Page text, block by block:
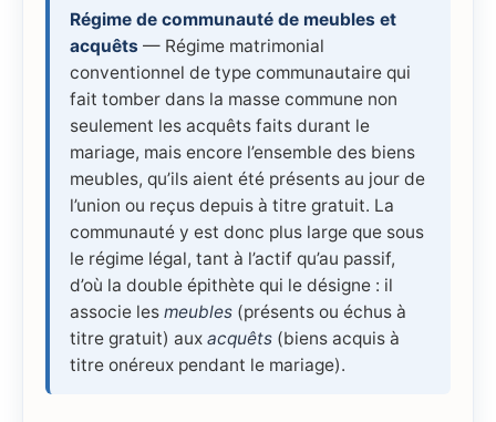
Régime de communauté de meubles et
acquêts — Régime matrimonial
conventionnel de type communautaire qui
fait tomber dans la masse commune non
seulement les acquêts faits durant le
mariage, mais encore l’ensemble des biens
meubles, qu’ils aient été présents au jour de
l’union ou reçus depuis à titre gratuit. La
communauté y est donc plus large que sous
le régime légal, tant à l’actif qu’au passif,
d’où la double épithète qui le désigne : il
associe les meubles (présents ou échus à
titre gratuit) aux acquêts (biens acquis à
titre onéreux pendant le mariage).